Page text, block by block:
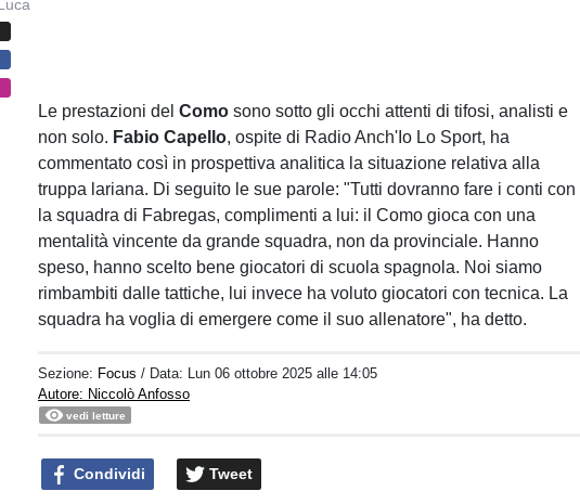
Le prestazioni delComo sono sotto gli occhi attenti di tifosi, analisti e
non solo. Fabio Capello, ospite di Radio Anch'Io Lo Sport, ha
commentato così in prospettiva analitica la situazione relativa alla
truppa lariana. Di seguito le sue parole: "Tutti dovranno fare i conti con
la squadra di Fabregas, complimenti a lui: il Como gioca con una
mentalità vincente da grande squadra, non da provinciale. Hanno
speso, hanno scelto bene giocatori di scuola spagnola. Noi siamo
rimbambiti dalle tattiche, lui invece ha voluto giocatori con tecnica. La
squadra ha voglia di emergere come il suo allenatore", ha detto.
Sezione: Focus / Data: Lun 06 ottobre 2025 alle 14:05
Autore: Niccolò Anfosso
vedi letture
Condividi Tweet